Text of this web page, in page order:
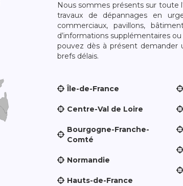
Nous sommes présents sur toute
travaux de dépannages en
commerciaux, pavillons,
d’informations supplémentaires
pouvez dès à présent demander
brefs délais.
Île-de-France
Centre-Val de Loire
Bourgogne-Franche-
Comté
Normandie
Hauts-de-France